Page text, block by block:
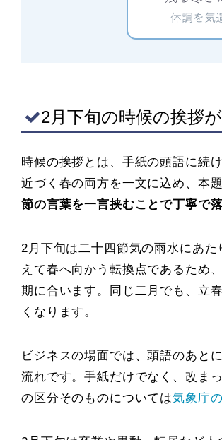
2月下旬の時候の挨拶
時候の挨拶とは、手紙の頭語に続
近づく春の両方を一文に込め、本
節の言葉を一言挟むことで丁寧で
2月下旬は二十四節気の雨水にあ
えて春へ向かう転換点であるため
期に合います。同じ二月でも、立
くなります。
ビジネスの場面では、頭語のあと
流れです。手紙だけでなく、改ま
の区分そのものについては気象庁